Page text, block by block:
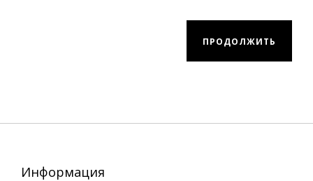
ПРОДОЛЖИТЬ
Информация